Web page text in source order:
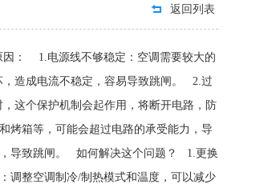
返回列表
： 1.电源线不够稳定：空调需要较大的
，造成电流不稳定，容易导致跳闸。 2.过
这个保护机制会起作用，将断开电路，防
烤箱等，可能会超过电路的承受能力，导
导致跳闸。 如何解决这个问题？ 1.更换
调整空调制冷/制热模式和温度，可以减少